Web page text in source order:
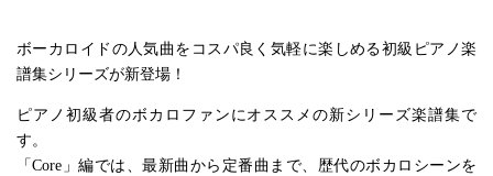
ボーカロイドの人気曲をコスパ良く気軽に楽しめる初級ピアノ楽
譜集シリーズが新登場！
ピアノ初級者のボカロファンにオススメの新シリーズ楽譜集で
す。
「Core」編では、最新曲から定番曲まで、歴代のボカロシーンを